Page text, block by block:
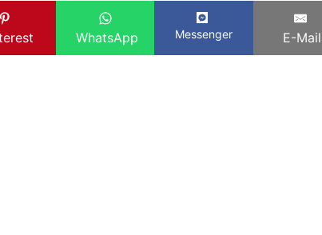
WhatsApp Messenger E-Mail